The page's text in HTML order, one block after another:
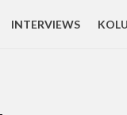
INTERVIEWS